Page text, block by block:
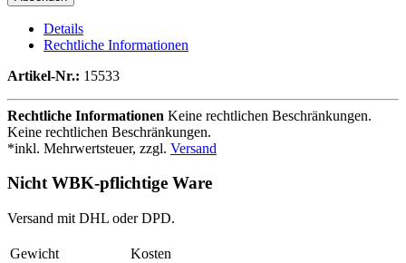
Details
Rechtliche Informationen
Artikel-Nr.: 15533
Rechtliche Informationen Keine rechtlichen Beschränkungen.
Keine rechtlichen Beschränkungen.
*inkl. Mehrwertsteuer, zzgl. Versand
Nicht WBK-pflichtige Ware
Versand mit DHL oder DPD.
Gewicht
Kosten